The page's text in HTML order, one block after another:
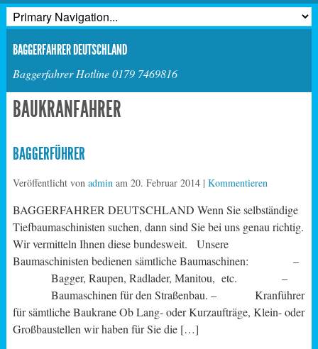
BAGGERFAHRER DEUTSCHLAND
Baggerfahrer Hotline 0179 7469816
BAUKRANFAHRER
BAGGERFÜHRER
Veröffentlicht von adminam 20. Februar 2014| Kommentieren
BAGGERFAHRER DEUTSCHLAND Wenn Sie selbständige
Tiefbaumaschinisten suchen, dann sind Sie bei uns genau richtig.
Wir vermitteln Ihnen diese bundesweit. Unsere
Baumaschinisten bedienen sämtliche Baumaschinen: –
Bagger, Raupen, Radlader, Manitou, etc. –
Baumaschinen für den Straßenbau. – Kranführer
für sämtliche Baukrane Ob Lang- oder Kurzaufträge, Klein- oder
Großbaustellen wir haben für Sie die […]